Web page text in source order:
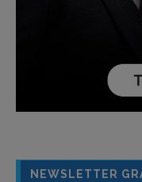
NEWSLETTER